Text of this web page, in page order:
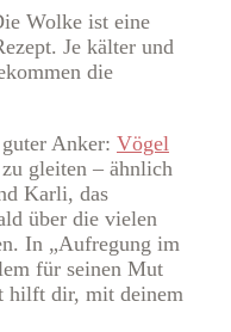
Wolke ist eine
Je kälter und
die
Anker: Vögel
gleiten – ähnlich
Karli, das
über die vielen
In „Aufregung im
für seinen Mut
hilft dir, mit deinem